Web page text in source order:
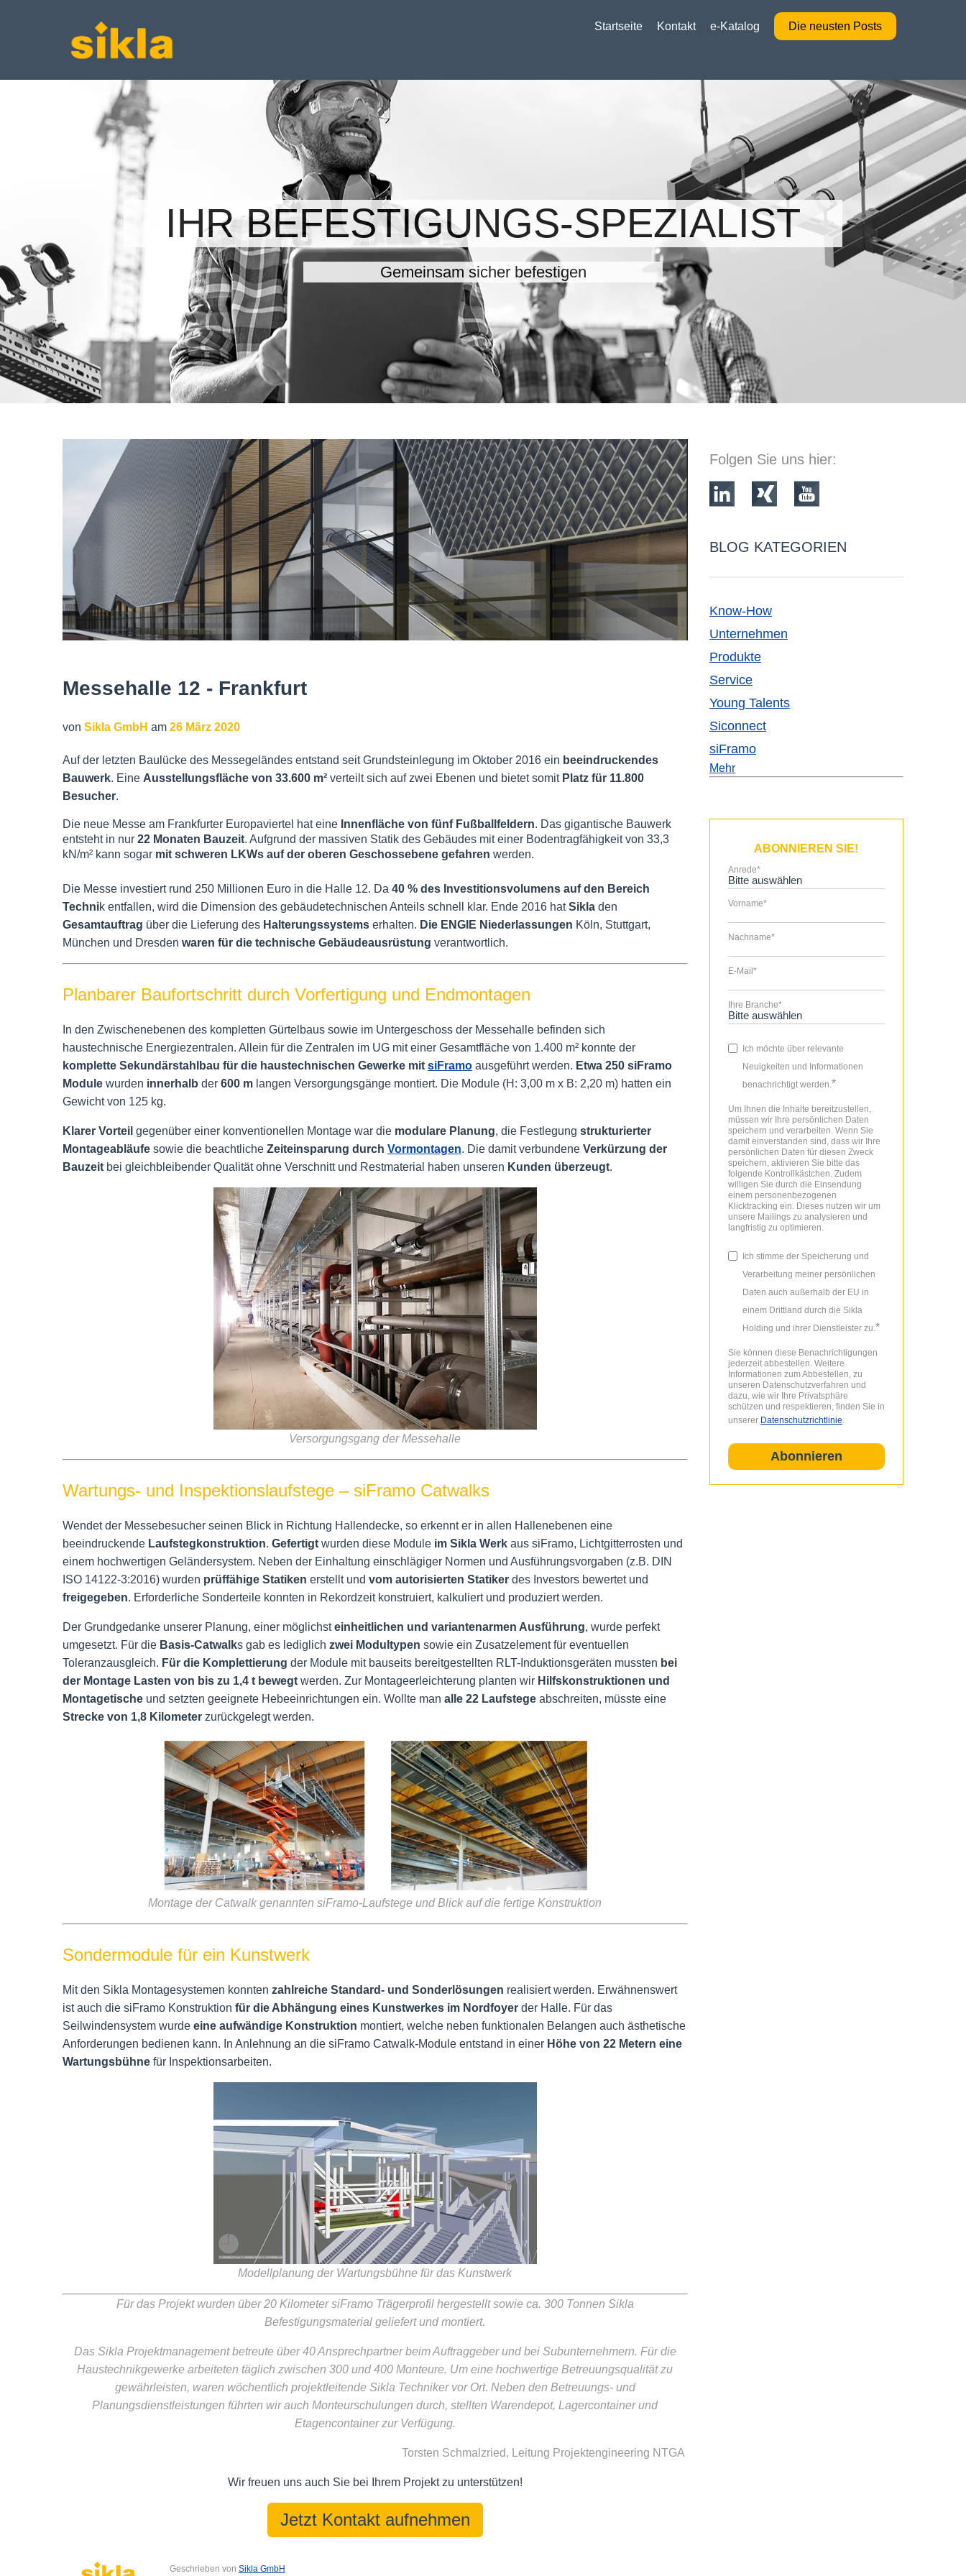
Startseite Kontakt e-Katalog Die neusten Posts
IHR BEFESTIGUNGS-SPEZIALIST
Gemeinsam sicher befestigen
Messehalle 12 - Frankfurt
von Sikla GmbH am 26 März 2020
Auf der letzten Baulücke des Messegeländes entstand seit Grundsteinlegung im Oktober 2016 ein beeindruckendes
Bauwerk. Eine Ausstellungsfläche von 33.600 m² verteilt sich auf zwei Ebenen und bietet somit Platz für 11.800
Besucher.
Die neue Messe am Frankfurter Europaviertel hat eine Innenfläche von fünf Fußballfeldern. Das gigantische Bauwerk
entsteht in nur 22 Monaten Bauzeit. Aufgrund der massiven Statik des Gebäudes mit einer Bodentragfähigkeit von 33,3
kN/m² kann sogar mit schweren LKWs auf der oberen Geschossebene gefahren werden.
Die Messe investiert rund 250 Millionen Euro in die Halle 12. Da 40 % des Investitionsvolumens auf den Bereich
Technik entfallen, wird die Dimension des gebäudetechnischen Anteils schnell klar. Ende 2016 hatSikla den
Gesamtauftrag über die Lieferung des Halterungssystems erhalten. Die ENGIE Niederlassungen Köln, Stuttgart,
München und Dresden waren für die technische Gebäudeausrüstung verantwortlich.
Planbarer Baufortschritt durch Vorfertigung und Endmontagen
In den Zwischenebenen des kompletten Gürtelbaus sowie im Untergeschoss der Messehalle befinden sich
haustechnische Energiezentralen. Allein für die Zentralen im UG mit einer Gesamtfläche von 1.400 m² konnte der
komplette Sekundärstahlbau für die haustechnischen Gewerke mit siFramo ausgeführt werden. Etwa 250 siFramo
Module wurden innerhalb der 600 m langen Versorgungsgänge montiert. Die Module (H: 3,00 m x B: 2,20 m) hatten ein
Gewicht von 125 kg.
Klarer Vorteil gegenüber einer konventionellen Montage war die modulare Planung, die Festlegung strukturierter
Montageabläufe sowie die beachtliche Zeiteinsparung durch Vormontagen. Die damit verbundene Verkürzung der
Bauzeit bei gleichbleibender Qualität ohne Verschnitt und Restmaterial haben unseren Kunden überzeugt.
Versorgungsgang der Messehalle
Wartungs- und Inspektionslaufstege – siFramo Catwalks
Wendet der Messebesucher seinen Blick in Richtung Hallendecke, so erkennt er in allen Hallenebenen eine
beeindruckende Laufstegkonstruktion. Gefertigt wurden diese Module im Sikla Werk aus siFramo, Lichtgitterrosten und
einem hochwertigen Geländersystem. Neben der Einhaltung einschlägiger Normen und Ausführungsvorgaben (z.B. DIN
ISO 14122-3:2016) wurden prüffähige Statiken erstellt und vom autorisierten Statiker des Investors bewertet und
freigegeben. Erforderliche Sonderteile konnten in Rekordzeit konstruiert, kalkuliert und produziert werden.
Der Grundgedanke unserer Planung, einer möglichsteinheitlichen und variantenarmen Ausführung, wurde perfekt
umgesetzt. Für die Basis-Catwalks gab es lediglich zwei Modultypen sowie ein Zusatzelement für eventuellen
Toleranzausgleich. Für die Komplettierung der Module mit bauseits bereitgestellten RLT-Induktionsgeräten mussten bei
der Montage Lasten von bis zu 1,4 t bewegt werden. Zur Montageerleichterung planten wir Hilfskonstruktionen und
Montagetische und setzten geeignete Hebeeinrichtungen ein. Wollte man alle 22 Laufstege abschreiten, müsste eine
Strecke von 1,8 Kilometer zurückgelegt werden.
Montage der Catwalk genannten siFramo-Laufstege und Blick auf die fertige Konstruktion
Sondermodule für ein Kunstwerk
Mit den Sikla Montagesystemen konnten zahlreiche Standard- und Sonderlösungen realisiert werden. Erwähnenswert
ist auch die siFramo Konstruktion für die Abhängung eines Kunstwerkes im Nordfoyer der Halle. Für das
Seilwindensystem wurde eine aufwändige Konstruktion montiert, welche neben funktionalen Belangen auch ästhetische
Anforderungen bedienen kann. In Anlehnung an die siFramo Catwalk-Module entstand in einer Höhe von 22 Metern eine
Wartungsbühne für Inspektionsarbeiten.
Modellplanung der Wartungsbühne für das Kunstwerk
Für das Projekt wurden über 20 Kilometer siFramo Trägerprofil hergestellt sowie ca. 300 Tonnen Sikla
Befestigungsmaterial geliefert und montiert.
Das Sikla Projektmanagement betreute über 40 Ansprechpartner beim Auftraggeber und bei Subunternehmern. Für die
Haustechnikgewerke arbeiteten täglich zwischen 300 und 400 Monteure. Um eine hochwertige Betreuungsqualität zu
gewährleisten, waren wöchentlich projektleitende Sikla Techniker vor Ort. Neben den Betreuungs- und
Planungsdienstleistungen führten wir auch Monteurschulungen durch, stellten Warendepot, Lagercontainer und
Etagencontainer zur Verfügung.
Torsten Schmalzried, Leitung Projektengineering NTGA
Wir freuen uns auch Sie bei Ihrem Projekt zu unterstützen!
Jetzt Kontakt aufnehmen
Geschrieben von Sikla GmbH
Folgen Sie uns hier:
BLOG KATEGORIEN
Know-How
Unternehmen
Produkte
Service
Young Talents
Siconnect
siFramo
Mehr
ABONNIEREN SIE!
Anrede*
Vorname*
Nachname*
E-Mail*
Ihre Branche*
Ich möchte über relevante
Neuigkeiten und Informationen
benachrichtigt werden. *
Um Ihnen die Inhalte bereitzustellen,
müssen wir Ihre persönlichen Daten
speichern und verarbeiten. Wenn Sie
damit einverstanden sind, dass wir Ihre
persönlichen Daten für diesen Zweck
speichern, aktivieren Sie bitte das
folgende Kontrollkästchen. Zudem
willigen Sie durch die Einsendung
einem personenbezogenen
Klicktracking ein. Dieses nutzen wir um
unsere Mailings zu analysieren und
langfristig zu optimieren.
Ich stimme der Speicherung und
Verarbeitung meiner persönlichen
Daten auch außerhalb der EU in
einem Drittland durch die Sikla
Holding und ihrer Dienstleister zu. *
Sie können diese Benachrichtigungen
jederzeit abbestellen. Weitere
Informationen zum Abbestellen, zu
unseren Datenschutzverfahren und
dazu, wie wir Ihre Privatsphäre
schützen und respektieren, finden Sie in
unserer Datenschutzrichtlinie